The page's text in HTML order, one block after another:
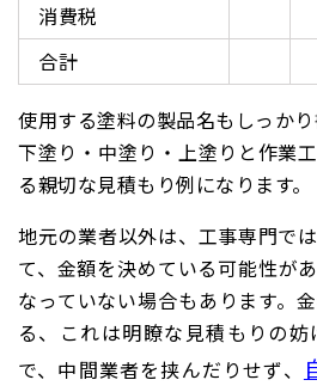
消費税
合計
使用する塗料の製品名もしっかり
下塗り・中塗り・上塗りと作業
る親切な見積もり例になります。
地元の業者以外は、工事専門で
て、金額を決めている可能性が
なっていない場合もあります。
る、これは明瞭な見積もりの
で、中間業者を挟んだりせず、